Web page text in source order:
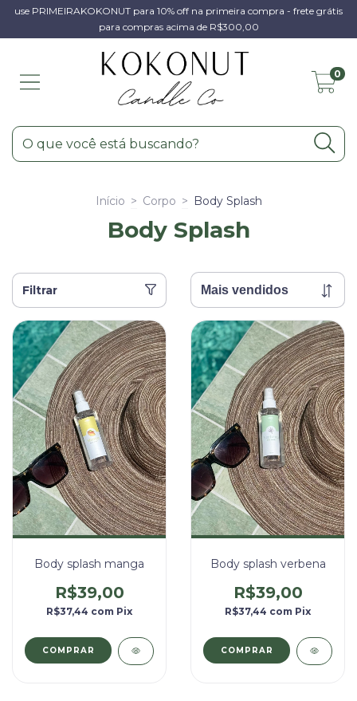
use PRIMEIRAKOKONUT para 10% off na primeira compra - frete grátis
para compras acima de R$300,00
0
Início > Corpo > Body Splash
Body Splash
Filtrar
Body splash manga
R$39,00
R$37,44 com Pix
Body splash verbena
R$39,00
R$37,44 com Pix